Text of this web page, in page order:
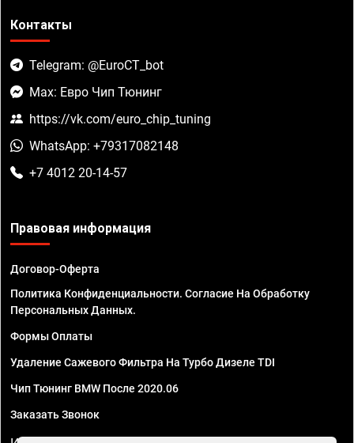
Контакты
Telegram: @EuroCT_bot
Max: Евро Чип Тюнинг
https://vk.com/euro_chip_tuning
WhatsApp: +79317082148
+7 4012 20-14-57
Правовая информация
Договор-Оферта
Политика Конфиденциальности. Согласие На Обработку
Персональных Данных.
Формы Оплаты
Удаление Сажевого Фильтра На Турбо Дизеле TDI
Чип Тюнинг BMW После 2020.06
Заказать Звонок